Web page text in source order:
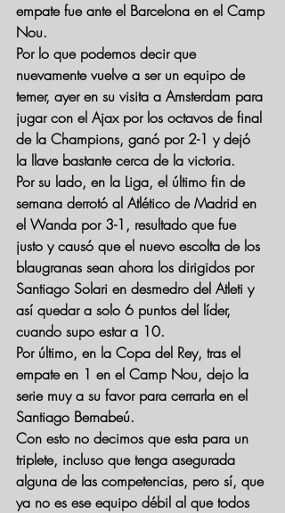
empate fue ante el Barcelona en el Camp
Nou.
Por lo que podemos decir que
nuevamente vuelve a ser un equipo de
temer, ayer en su visita a Amsterdam para
jugar con el Ajax por los octavos de final
de la Champions, ganó por 2-1 y dejó
la llave bastante cerca de la victoria.
Por su lado, en la Liga, el último fin de
semana derrotó al Atlético de Madrid en
el Wanda por 3-1, resultado que fue
justo y causó que el nuevo escolta de los
blaugranas sean ahora los dirigidos por
Santiago Solari en desmedro del Atleti y
así quedar a solo 6 puntos del líder,
cuando supo estar a 10.
Por último, en la Copa del Rey, tras el
empate en 1 en el Camp Nou, dejo la
serie muy a su favor para cerrarla en el
Santiago Bernabeú.
Con esto no decimos que esta para un
triplete, incluso que tenga asegurada
alguna de las competencias, pero sí, que
ya no es ese equipo débil al que todos